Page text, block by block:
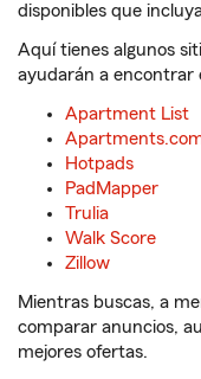
disponibles que
Aquí tienes algunos
ayudarán a encontrar
Apartment List
Hotpads
PadMapper
Trulia
Walk Score
Zillow
Mientras buscas, a
comparar anuncios,
mejores ofertas.